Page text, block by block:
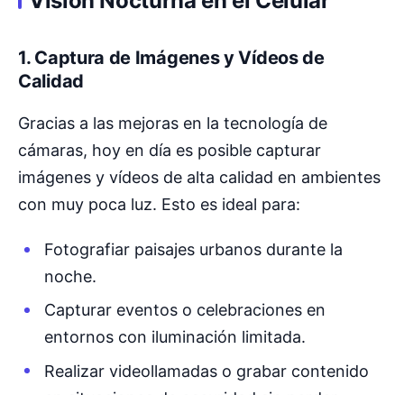
1. Captura de Imágenes y Vídeos de
Calidad
Gracias a las mejoras en la tecnología de
cámaras, hoy en día es posible capturar
imágenes y vídeos de alta calidad en ambientes
con muy poca luz. Esto es ideal para:
Fotografiar paisajes urbanos durante la
noche.
Capturar eventos o celebraciones en
entornos con iluminación limitada.
Realizar videollamadas o grabar contenido